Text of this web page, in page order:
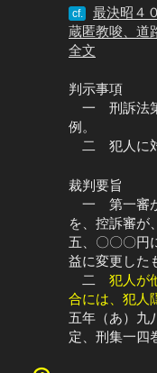
cf.
最決昭４
蔵匿教唆、道
全文
判示事項
一 刑訴法第
例。
二 犯人に対
裁判要旨
一 第一審が
を、控訴審が
五、〇〇〇円
益に変更した
二 犯人が
合には、犯人
五年（あ）九
定、刑集一四